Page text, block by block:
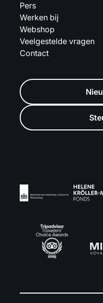
Pers
Werken bij
Webshop
Veelgestelde vragen
Contact